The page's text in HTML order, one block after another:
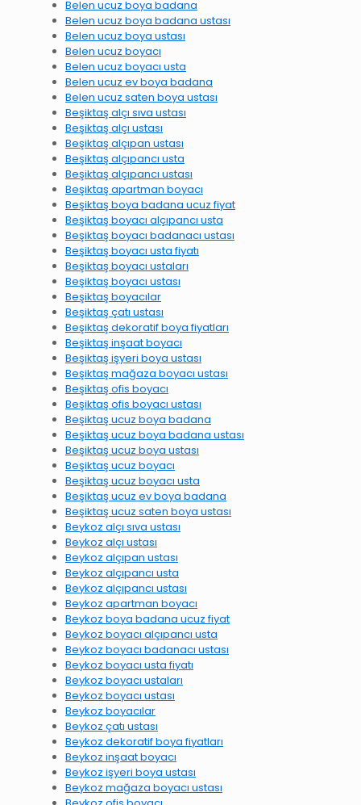
Belen ucuz boya badana
Belen ucuz boya badana ustası
Belen ucuz boya ustası
Belen ucuz boyacı
Belen ucuz boyacı usta
Belen ucuz ev boya badana
Belen ucuz saten boya ustası
Beşiktaş alçı sıva ustası
Beşiktaş alçı ustası
Beşiktaş alçıpan ustası
Beşiktaş alçıpancı usta
Beşiktaş alçıpancı ustası
Beşiktaş apartman boyacı
Beşiktaş boya badana ucuz fiyat
Beşiktaş boyacı alçıpancı usta
Beşiktaş boyacı badanacı ustası
Beşiktaş boyacı usta fiyatı
Beşiktaş boyacı ustaları
Beşiktaş boyacı ustası
Beşiktaş boyacılar
Beşiktaş çatı ustası
Beşiktaş dekoratif boya fiyatları
Beşiktaş inşaat boyacı
Beşiktaş işyeri boya ustası
Beşiktaş mağaza boyacı ustası
Beşiktaş ofis boyacı
Beşiktaş ofis boyacı ustası
Beşiktaş ucuz boya badana
Beşiktaş ucuz boya badana ustası
Beşiktaş ucuz boya ustası
Beşiktaş ucuz boyacı
Beşiktaş ucuz boyacı usta
Beşiktaş ucuz ev boya badana
Beşiktaş ucuz saten boya ustası
Beykoz alçı sıva ustası
Beykoz alçı ustası
Beykoz alçıpan ustası
Beykoz alçıpancı usta
Beykoz alçıpancı ustası
Beykoz apartman boyacı
Beykoz boya badana ucuz fiyat
Beykoz boyacı alçıpancı usta
Beykoz boyacı badanacı ustası
Beykoz boyacı usta fiyatı
Beykoz boyacı ustaları
Beykoz boyacı ustası
Beykoz boyacılar
Beykoz çatı ustası
Beykoz dekoratif boya fiyatları
Beykoz inşaat boyacı
Beykoz işyeri boya ustası
Beykoz mağaza boyacı ustası